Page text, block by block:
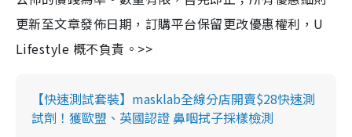
更新至文章發佈日期，訂購平台保留更改優惠權利，U
Lifestyle 概不負責。>>
【快速測試套裝】masklab全線分店開賣$28快速測
試劑！獲歐盟、英國認證 鼻咽拭子採樣檢測